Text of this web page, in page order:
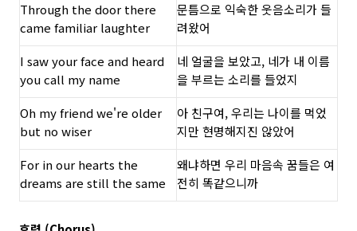
Through the door there
came familiar laughter
문틈으로 익숙한 웃음소리가 들
려왔어
I saw your face and heard
you call my name
네 얼굴을 보았고, 네가 내 이름
을 부르는 소리를 들었지
Oh my friend we're older
but no wiser
아 친구여, 우리는 나이를 먹었
지만 현명해지진 않았어
For in our hearts the
dreams are still the same
왜냐하면 우리 마음속 꿈들은 여
전히 똑같으니까